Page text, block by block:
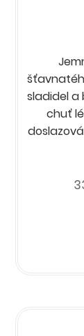
sladidel a
chuť